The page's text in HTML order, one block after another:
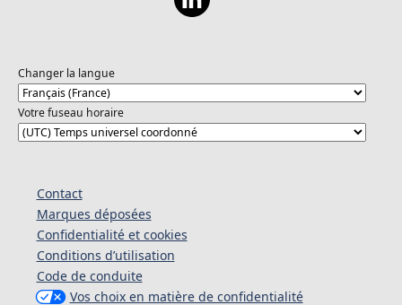
Changer la langue
Votre fuseau horaire
Contact
Marques déposées
Confidentialité et cookies
Conditions d’utilisation
Code de conduite
Vos choix en matière de confidentialité